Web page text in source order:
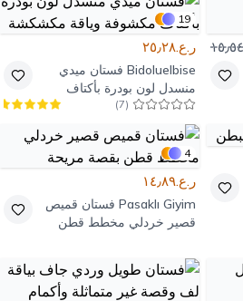
19
ر.ع.٢٥٫٢٨
Bidoluelbise فستان ميدي
منسدل لون بودرة بأكتاف
مكشوفة وياقة مكشكشة
(
7
)
4
ر.ع.١٤٫٨٩
Pasaklı Giyim فستان قميص
قصير خردلي مخطط قطن